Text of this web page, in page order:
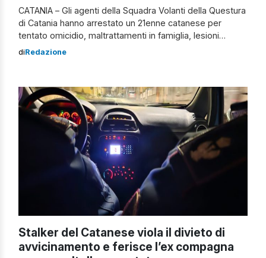
CATANIA – Gli agenti della Squadra Volanti della Questura
di Catania hanno arrestato un 21enne catanese per
tentato omicidio, maltrattamenti in famiglia, lesioni
personali ed estorsione nei confronti della madre. È
territorio, i poliziotti delle Volanti sono intervenuti nel […]
diRedazione
Stalker del Catanese viola il divieto di
avvicinamento e ferisce l’ex compagna